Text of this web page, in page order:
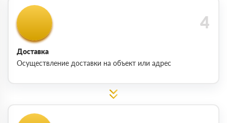
Доставка
Осуществление доставки на объект или адрес